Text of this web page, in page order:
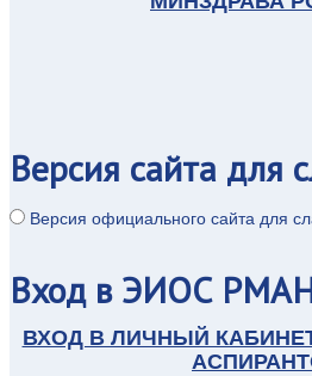
Версия сайта для
Версия официального сайта для
Входв ЭИОС
ВХОД В ЛИЧНЫЙ